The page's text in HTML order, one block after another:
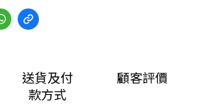
送貨及付
款方式
顧客評價